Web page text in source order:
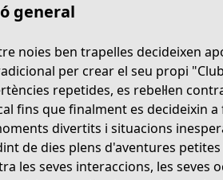
48c3-b29f-d345e65f272b
general
noies ben trapelles decideixen
per crear el seu propi
repetides, es rebel·len
fins que finalment es decideixin
divertits i situacions
de dies plens d'aventures
les seves interaccions, les seves